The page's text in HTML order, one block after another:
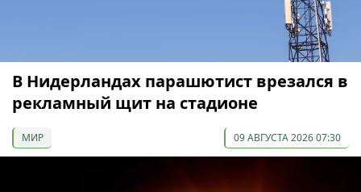
В Нидерландах парашютист врезался в
рекламный щит на стадионе
МИР 09 АВГУСТА 2026 07:30